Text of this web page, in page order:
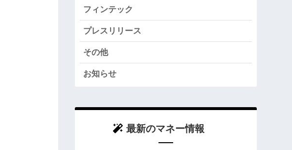
フィンテック
プレスリリース
その他
お知らせ
最新のマネー情報